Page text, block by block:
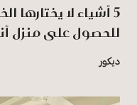
5 أشياء لا يختارها
للحصول على منزل
ديكور